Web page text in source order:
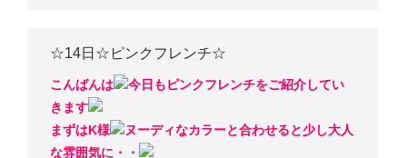
☆14日☆ピンクフレンチ☆
こんばんは
今日もピンクフレンチをご紹介してい
きます
まずはK様
ヌーディなカラーと合わせると少し大人
な雰囲気に・・